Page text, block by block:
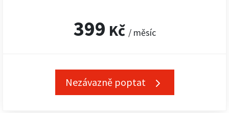
399 Kč / měsíc
Nezávazně poptat